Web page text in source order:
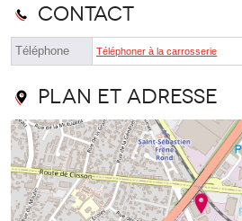
Contact
Téléphone Téléphoner à la carrosserie
Plan et adresse